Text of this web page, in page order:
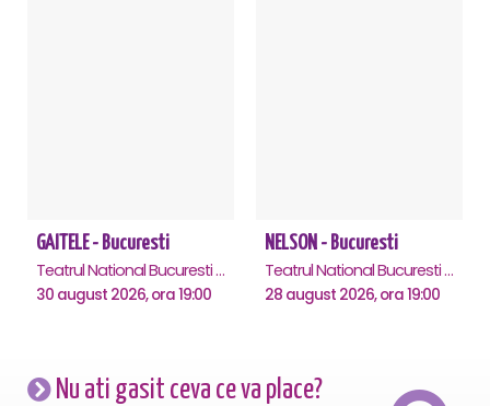
GAITELE - Bucuresti
Teatrul National Bucuresti - Sala Ion Caramitru, Bucuresti
30 august 2026, ora 19:00
NELSON - Bucuresti
Teatrul National Bucuresti - Sala Ion Caramitru, Bucuresti
28 august 2026, ora 19:00
Nu ati gasit ceva ce va place?